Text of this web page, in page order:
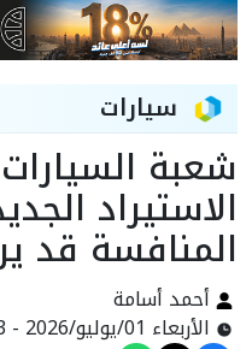
سيارات
شعبة
الاستيراد
المنافسة قد
أحمد أسامة
الأربعاء 01/يوليو/2026 - 08:03 م